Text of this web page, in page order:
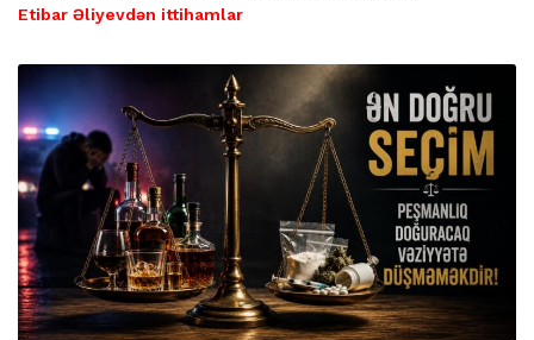
Etibar Əliyevdən ittihamlar